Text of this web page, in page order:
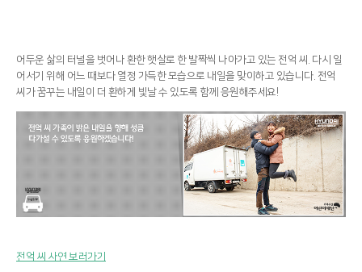
어두운 삶의 터널을 벗어나 환한 햇살로 한 발짝씩 나아가고 있는 전억 씨. 다시 일
어서기 위해 어느 때보다 열정 가득한 모습으로 내일을 맞이하고 있습니다. 전억
씨가 꿈꾸는 내일이 더 환하게 빛날 수 있도록 함께 응원해주세요!
전억 씨 사연 보러가기